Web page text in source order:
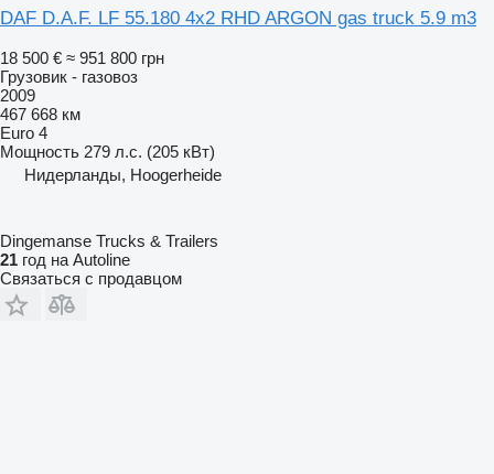
DAF D.A.F. LF 55.180 4x2 RHD ARGON gas truck 5.9 m3
18 500 € ≈ 951 800 грн
Грузовик - газовоз
2009
467 668 км
Euro 4
Мощность 279 л.с. (205 кВт)
Нидерланды, Hoogerheide
Dingemanse Trucks & Trailers
21 год на Autoline
Связаться с продавцом